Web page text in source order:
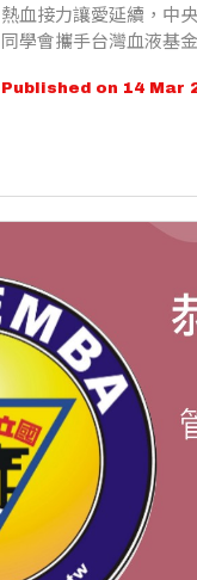
熱血接力讓愛延續，中
同學會攜手台灣血液基
校園捐血活動，2023年3
Published on 14 Mar